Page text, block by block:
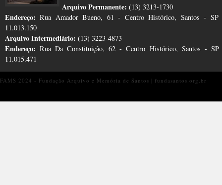
Arquivo Permanente: (13) 3213-1730
Endereço: Rua Amador Bueno, 61 - Centro Histórico, Santos -
11.013.150
Arquivo Intermediário: (13) 3223-4873
Endereço: Rua Da Constituição, 62 - Centro Histórico, Santos -
11.015.471
FAMS 2024 - Fundação Arquivo e Memória de Santos | fundasantos.org.br